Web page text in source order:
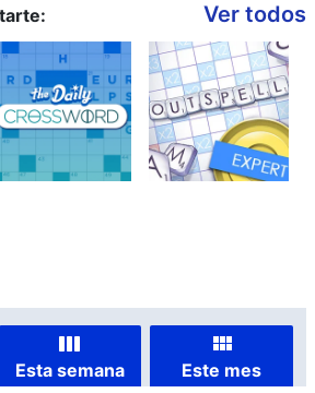
Ver todos
Esta semana Este mes